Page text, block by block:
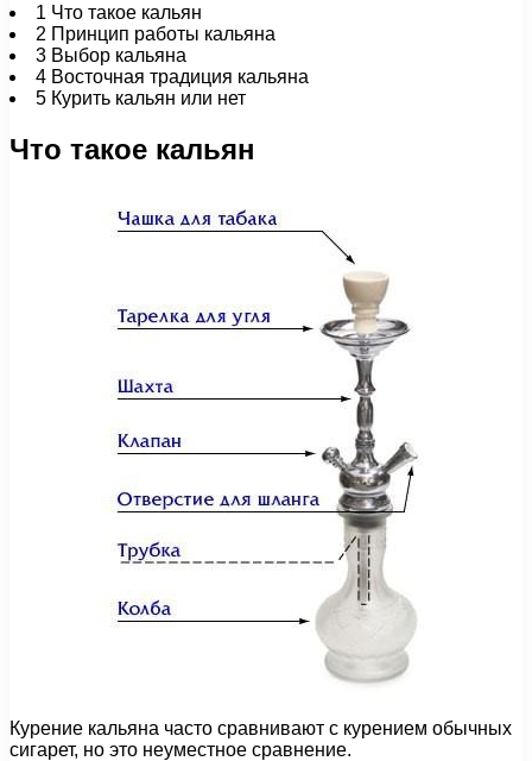
1 Что такое кальян
2 Принцип работы кальяна
3 Выбор кальяна
4 Восточная традиция кальяна
5 Курить кальян или нет
Что такое кальян
Курение кальяна часто сравнивают с курением обычных
сигарет, но это неуместное сравнение.